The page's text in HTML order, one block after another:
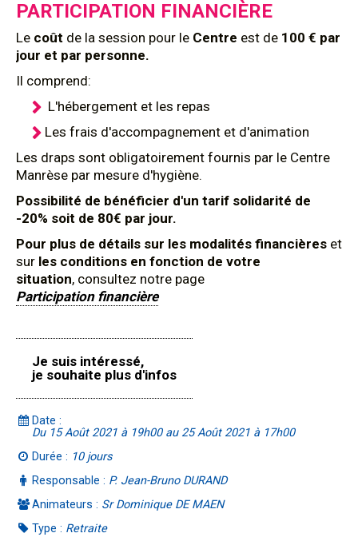
PARTICIPATION FINANCIÈRE
Le coût de la session pour le Centre est de 100 € par
jour et par personne.
Il comprend:
L'hébergement et les repas
Les frais d'accompagnement et d'animation
Les draps sont obligatoirement fournis par le Centre
Manrèse par mesure d'hygiène.
Possibilité de bénéficier d'un tarif solidarité de
-20% soit de 80€ par jour.
Pour plus de détails sur les modalités financières et
sur les conditions en fonction de votre
situation, consultez notre page
Participation financière
Je suis intéressé,
je souhaite plus d'infos
Date :
Du 15 Août 2021 à 19h00 au 25 Août 2021 à 17h00
Durée : 10 jours
Responsable : P. Jean-Bruno DURAND
Animateurs : Sr Dominique DE MAEN
Type : Retraite